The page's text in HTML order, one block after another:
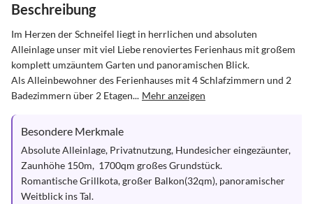
Beschreibung
Im Herzen der Schneifel liegt in herrlichen und absoluten
Alleinlage unser mit viel Liebe renoviertes Ferienhaus mit großem
komplett umzäuntem Garten und panoramischen Blick.
Als Alleinbewohner des Ferienhauses mit 4 Schlafzimmern und 2
Badezimmern über 2 Etagen... Mehr anzeigen
Besondere Merkmale
Absolute Alleinlage, Privatnutzung, Hundesicher eingezäunter,
Zaunhöhe 150m,  1700qm großes Grundstück.
Romantische Grillkota, großer Balkon(32qm), panoramischer
Weitblick ins Tal.